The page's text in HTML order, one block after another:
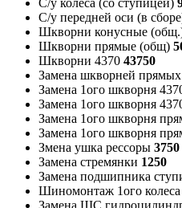
С/у колеса (со ступицей)
С/у передней оси (в
Шкворни конусные
Шкворни прямые (общ)
Шкворни 4370 43750
Замена шкворней прямых
Замена 1ого шкворня
Замена 1ого шкворня
Замена 1ого шкворня
Замена 1ого шкворня
Змена ушка рессоры 3750
Замена стремянки 1250
Замена подшипника
Шиномонтаж 1ого колеса